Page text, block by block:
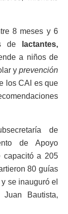
8 meses y 6
delactantes,
a niños de
y prevención
los CAI es que
de
de Apoyo
capacitó a 205
80 guías
se inauguró el
Bautista,